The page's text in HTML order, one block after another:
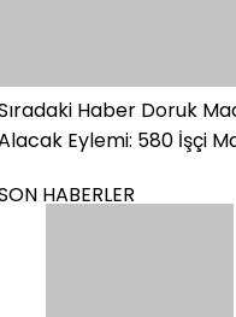
Haber Doruk
Eylemi: 580 İşçi
HABERLER